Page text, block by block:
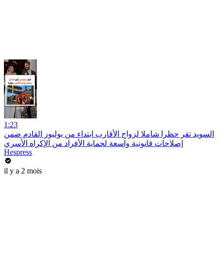
1:23
السويد تقر حظرا شاملا لزواج الأقارب ابتداء من يوليوز القادم ضمن
إصلاحات قانونية واسعة لحماية الأفراد من الإكراه الأسري
Hespress
il y a 2 mois